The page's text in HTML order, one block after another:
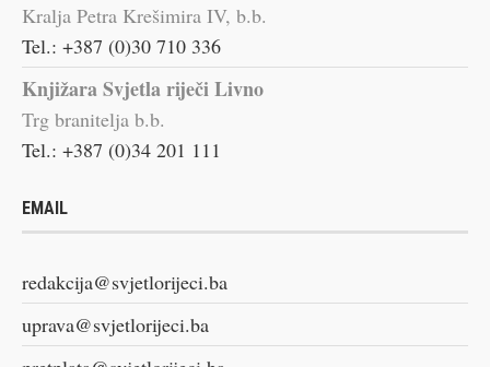
Kralja Petra Krešimira IV, b.b.
Tel.: +387 (0)30 710 336
Knjižara Svjetla riječi Livno
Trg branitelja b.b.
Tel.: +387 (0)34 201 111
EMAIL
redakcija@svjetlorijeci.ba
uprava@svjetlorijeci.ba